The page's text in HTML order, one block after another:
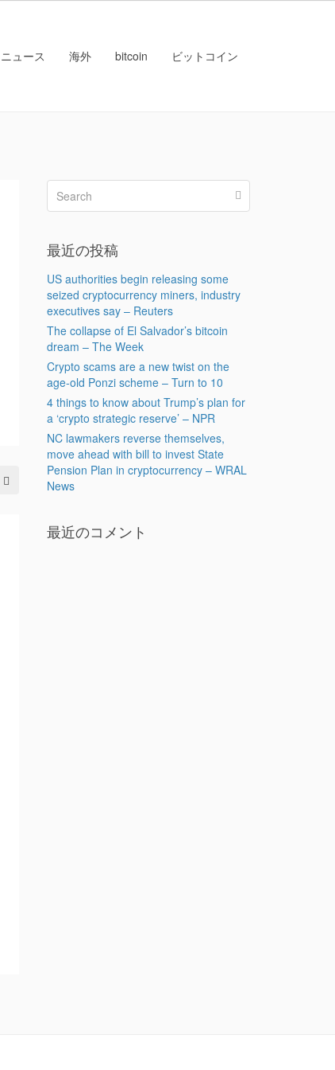
ニュース 海外 bitcoin ビットコイン
最近の投稿
US authorities begin releasing some
seized cryptocurrency miners, industry
executives say – Reuters
The collapse of El Salvador’s bitcoin
dream – The Week
Crypto scams are a new twist on the
age-old Ponzi scheme – Turn to 10
4 things to know about Trump’s plan for
a ‘crypto strategic reserve’ – NPR
NC lawmakers reverse themselves,
move ahead with bill to invest State
Pension Plan in cryptocurrency – WRAL
News
最近のコメント